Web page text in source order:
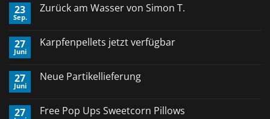
23
Sep.
Zurück am Wasser von Simon T.
Zurück
Simon
T.
27
Juni
Karpfenpellets jetzt verfügbar
Karpfenpellets
27
Juni
Neue Partikellieferung
Neue
27 Free Pop Ups Sweetcorn Pillows